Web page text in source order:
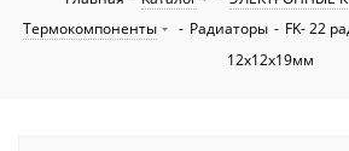
Термокомпоненты
- Радиаторы - FK- 22
12x12х19мм